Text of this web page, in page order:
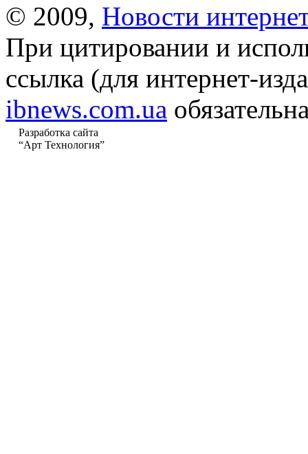
© 2009, Новости
При цитировании и
ссылка (для интернет-
ibnews.com.ua
Разработка сайта
“Арт Технология”